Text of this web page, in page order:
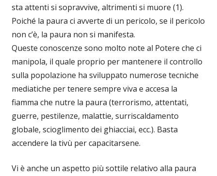
sta attenti si sopravvive, altrimenti si muore (1).
Poiché la paura ci avverte di un pericolo, se il pericolo
non c’è, la paura non si manifesta.
Queste conoscenze sono molto note al Potere che ci
manipola, il quale proprio per mantenere il controllo
sulla popolazione ha sviluppato numerose tecniche
mediatiche per tenere sempre viva e accesa la
fiamma che nutre la paura (terrorismo, attentati,
guerre, pestilenze, malattie, surriscaldamento
globale, scioglimento dei ghiacciai, ecc.). Basta
accendere la tivù per capacitarsene.
Vi è anche un aspetto più sottile relativo alla paura